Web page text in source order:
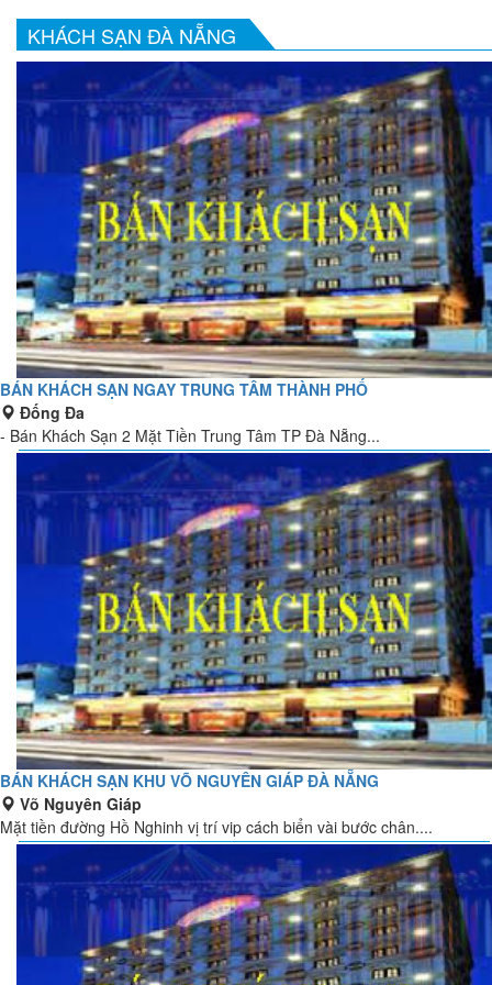
KHÁCH SẠN ĐÀ NẴNG
BÁN KHÁCH SẠN NGAY TRUNG TÂM THÀNH PHỐ
Đống Đa
- Bán Khách Sạn 2 Mặt Tiền Trung Tâm TP Đà Nẵng...
BÁN KHÁCH SẠN KHU VÕ NGUYÊN GIÁP ĐÀ NẴNG
Võ Nguyên Giáp
Mặt tiền đường Hồ Nghinh vị trí vip cách biển vài bước chân....